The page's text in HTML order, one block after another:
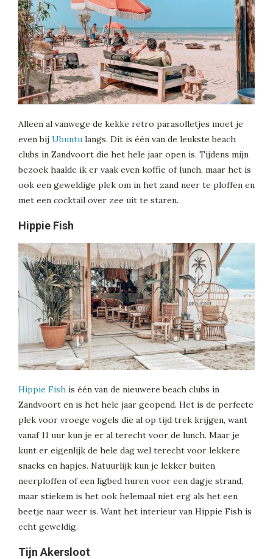
Alleen al vanwege de kekke retro parasolletjes moet je
even bij Ubuntu langs. Dit is één van de leukste beach
clubs in Zandvoort die het hele jaar open is. Tijdens mijn
bezoek haalde ik er vaak even koffie of lunch, maar het is
ook een geweldige plek om in het zand neer te ploffen en
met een cocktail over zee uit te staren.
Hippie Fish
Hippie Fish is één van de nieuwere beach clubs in
Zandvoort en is het hele jaar geopend. Het is de perfecte
plek voor vroege vogels die al op tijd trek krijgen, want
vanaf 11 uur kun je er al terecht voor de lunch. Maar je
kunt er eigenlijk de hele dag wel terecht voor lekkere
snacks en hapjes. Natuurlijk kun je lekker buiten
neerploffen of een ligbed huren voor een dagje strand,
maar stiekem is het ook helemaal niet erg als het een
beetje naar weer is. Want het interieur van Hippie Fish is
echt geweldig.
Tijn Akersloot